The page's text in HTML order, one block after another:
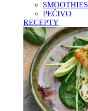
SMOOTHIES
PEČIVO
RECEPTY